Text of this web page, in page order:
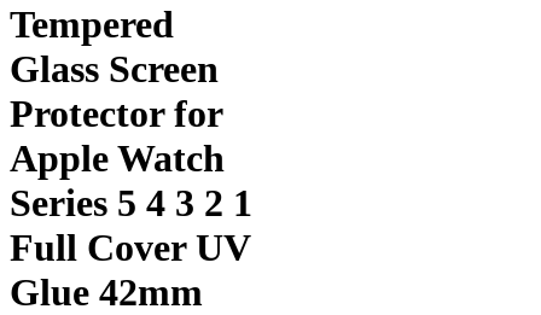
Tempered
Glass Screen
Protector for
Apple Watch
Series 5 4 3 2 1
Full Cover UV
Glue 42mm